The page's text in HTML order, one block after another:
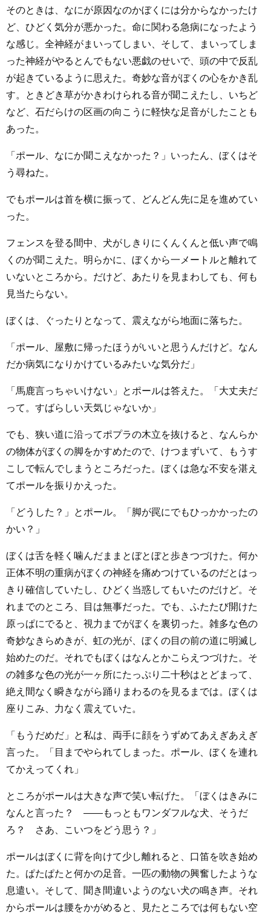
そのときは、なにが原因なのかぼくには分からなかったけ
ど、ひどく気分が悪かった。命に関わる急病になったよう
な感じ。全神経がまいってしまい、そして、まいってしま
った神経がやるとんでもない悪戯のせいで、頭の中で反乱
が起きているように思えた。奇妙な音がぼくの心をかき乱
す。ときどき草がかきわけられる音が聞こえたし、いちど
など、石だらけの区画の向こうに軽快な足音がしたことも
あった。
「ポール、なにか聞こえなかった？」いったん、ぼくはそ
う尋ねた。
でもポールは首を横に振って、どんどん先に足を進めてい
った。
フェンスを登る間中、犬がしきりにくんくんと低い声で鳴
くのが聞こえた。明らかに、ぼくから一メートルと離れて
いないところから。だけど、あたりを見まわしても、何も
見当たらない。
ぼくは、ぐったりとなって、震えながら地面に落ちた。
「ポール、屋敷に帰ったほうがいいと思うんだけど。なん
だか病気になりかけているみたいな気分だ」
「馬鹿言っちゃいけない」とポールは答えた。「大丈夫だ
って。すばらしい天気じゃないか」
でも、狭い道に沿ってポプラの木立を抜けると、なんらか
の物体がぼくの脚をかすめたので、けつまずいて、もうす
こしで転んでしまうところだった。ぼくは急な不安を湛え
てポールを振りかえった。
「どうした？」とポール。「脚が罠にでもひっかかったの
かい？」
ぼくは舌を軽く噛んだままとぼとぼと歩きつづけた。何か
正体不明の重病がぼくの神経を痛めつけているのだとはっ
きり確信していたし、ひどく当惑してもいたのだけど。そ
れまでのところ、目は無事だった。でも、ふたたび開けた
原っぱにでると、視力までがぼくを裏切った。雑多な色の
奇妙なきらめきが、虹の光が、ぼくの目の前の道に明滅し
始めたのだ。それでもぼくはなんとかこらえつづけた。そ
の雑多な色の光が一ヶ所にたっぷり二十秒はとどまって、
絶え間なく瞬きながら踊りまわるのを見るまでは。ぼくは
座りこみ、力なく震えていた。
「もうだめだ」と私は、両手に顔をうずめてあえぎあえぎ
言った。「目までやられてしまった。ポール、ぼくを連れ
てかえってくれ」
ところがポールは大きな声で笑い転げた。「ぼくはきみに
なんと言った？ ――もっともワンダフルな犬、そうだ
ろ？ さあ、こいつをどう思う？」
ポールはぼくに背を向けて少し離れると、口笛を吹き始め
た。ぱたぱたと何かの足音。一匹の動物の興奮したような
息遣い。そして、聞き間違いようのない犬の鳴き声。それ
からポールは腰をかがめると、見たところでは何もない空